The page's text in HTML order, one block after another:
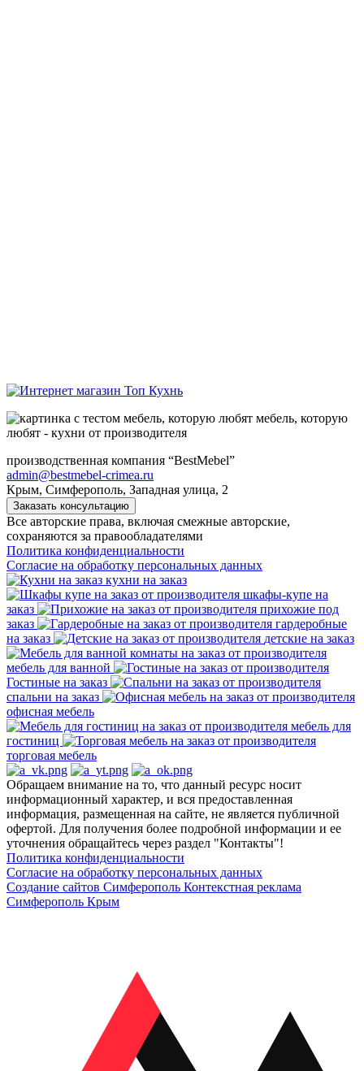
мебель, которую
любят - кухни от производителя
производственная компания “BestMebel”
admin@bestmebel-crimea.ru
Крым, Симферополь, Западная улица, 2
Заказать консультацию
Все авторские права, включая смежные авторские,
сохраняются за правообладателями
Политика конфиденциальности
Согласие на обработку персональных данных
кухни на заказ
шкафы-купе на
заказ
прихожие под
заказ
гардеробные
на заказ
детские на заказ
мебель для ванной
Гостиные на заказ
спальни на заказ
офисная мебель
мебель для
гостиниц
торговая мебель
Обращаем внимание на то, что данный ресурс носит
информационный характер, и вся предоставленная
информация, размещенная на сайте, не является публичной
офертой. Для получения более подробной информации и ее
уточнения обращайтесь через раздел "Контакты"!
Политика конфиденциальности
Согласие на обработку персональных данных
Создание сайтов Симферополь Контекстная реклама
Симферополь Крым